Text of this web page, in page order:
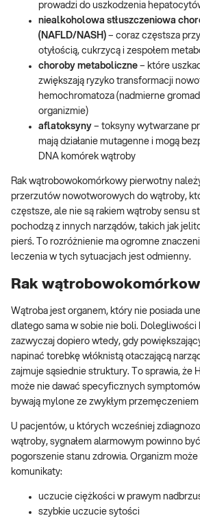
prowadzi do uszkodzenia
niealkoholowa stłuszczeniowa
(NAFLD/NASH) – coraz częstsza
otyłością, cukrzycą i zespołem
choroby metaboliczne – które
zwiększają ryzyko transformacji
hemochromatoza (nadmierne
organizmie)
aflatoksyny – toksyny wytwarzane
mają działanie mutagenne i mogą
DNA komórek wątroby
Rak wątrobowokomórkowy pierwotny
przerzutów nowotworowych do wątroby,
częstsze, ale nie są rakiem wątroby sensu
pochodzą z innych narządów, takich jak
pierś. To rozróżnienie ma ogromne
leczenia w tych sytuacjach jest odmienny.
Rak
Wątroba jest organem, który nie posiada
dlatego sama w sobie nie boli. Dolegliwości
zazwyczaj dopiero wtedy, gdy
napinać torebkę włóknistą otaczającą
zajmuje sąsiednie struktury. To sprawia, że
może nie dawać specyficznych
bywają mylone ze zwykłym
U pacjentów, u których wcześniej
wątroby, sygnałem alarmowym powinno
pogorszenie stanu zdrowia. Organizm
komunikaty:
uczucie ciężkości w prawym
szybkie uczucie sytości